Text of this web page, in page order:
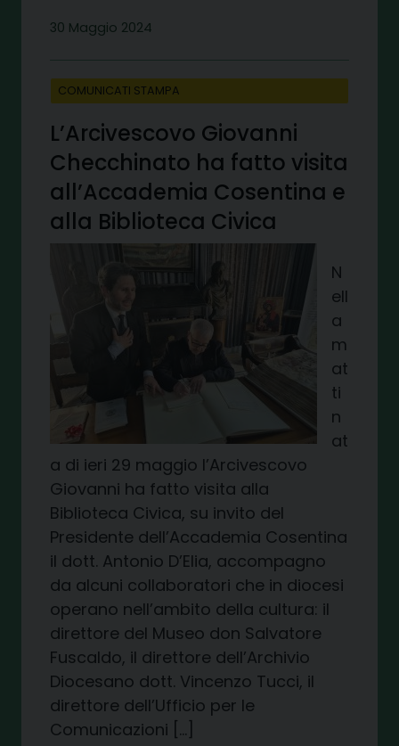
30 Maggio 2024
COMUNICATI STAMPA
L’Arcivescovo Giovanni
Checchinato ha fatto visita
all’Accademia Cosentina e
alla Biblioteca Civica
N
ell
a
m
at
ti
n
at
a di ieri 29 maggio l’Arcivescovo
Giovanni ha fatto visita alla
Biblioteca Civica, su invito del
Presidente dell’Accademia Cosentina
il dott. Antonio D’Elia, accompagno
da alcuni collaboratori che in diocesi
operano nell’ambito della cultura: il
direttore del Museo don Salvatore
Fuscaldo, il direttore dell’Archivio
Diocesano dott. Vincenzo Tucci, il
direttore dell’Ufficio per le
Comunicazioni […]